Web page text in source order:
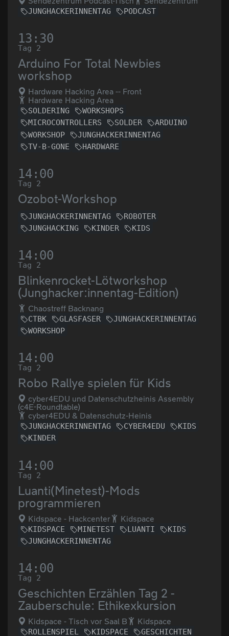
JUNGHACKERINNENTAG PODCAST
13:30
Tag 2
Arduino For Total Newbies
workshop
Hardware Hacking Area -- Front
Hardware Hacking Area
SOLDERING
WORKSHOPS
MICROCONTROLLERS
SOLDER
ARDUINO
WORKSHOP
JUNGHACKERINNENTAG
TV-B-GONE
HARDWARE
14:00
Tag 2
Ozobot-Workshop
JUNGHACKERINNENTAG
ROBOTER
JUNGHACKING
KINDER KIDS
14:00
Tag 2
Blinkenrocket-Lötworkshop
(Junghacker:innentag-Edition)
Chaostreff Backnang
CTBK GLASFASER
JUNGHACKERINNENTAG
WORKSHOP
14:00
Tag 2
Robo Rallye spielen für Kids
cyber4EDU und Datenschutzheinis Assembly
(c4E-Roundtable)
cyber4EDU & Datenschutz-Heinis
JUNGHACKERINNENTAG CYBER4EDU
KIDS
KINDER
14:00
Tag 2
Luanti(Minetest)-Mods
programmieren
Kidspace - Hackcenter Kidspace
KIDSPACE MINETEST LUANTI
KIDS
JUNGHACKERINNENTAG
14:00
Tag 2
Geschichten Erzählen Tag 2 -
Zauberschule: Ethikexkursion
Kidspace - Tisch vor Saal B Kidspace
ROLLENSPIEL KIDSPACE
GESCHICHTEN